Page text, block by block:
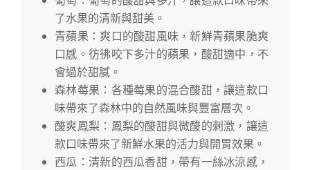
了水果的清新與甜美。
青蘋果：爽口的酸甜風味，新鮮青蘋果脆爽
口感。彷彿咬下多汁的蘋果，酸甜適中，不
會過於甜膩。
森林莓果：各種莓果的混合酸甜，讓這款口
味帶來了森林中的自然風味與豐富層次。
酸爽鳳梨：鳳梨的酸甜與微酸的刺激，讓這
款口味帶來了新鮮水果的活力與開胃效果。
西瓜：清新的西瓜香甜，帶有一絲冰涼感，